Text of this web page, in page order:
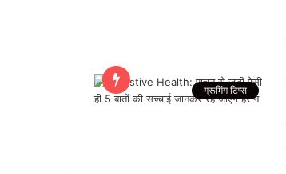
ग्रूमिंग टिप्स